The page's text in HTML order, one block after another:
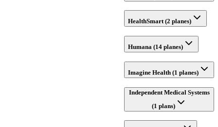
HealthSmart (2 planes)
Humana (14 planes)
Imagine Health (1 planes)
Independent Medical Systems
(1 plans)